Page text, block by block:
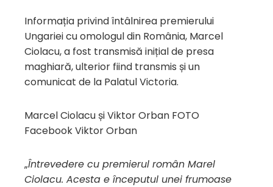
Informația privind întâlnirea premierului
Ungariei cu omologul din România, Marcel
Ciolacu, a fost transmisă inițial de presa
maghiară, ulterior fiind transmis și un
comunicat de la Palatul Victoria.
Marcel Ciolacu și Viktor Orban FOTO
Facebook Viktor Orban
„Întrevedere cu premierul român Marel
Ciolacu. Acesta e începutul unei frumoase